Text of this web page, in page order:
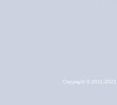
Copyright © 2011-